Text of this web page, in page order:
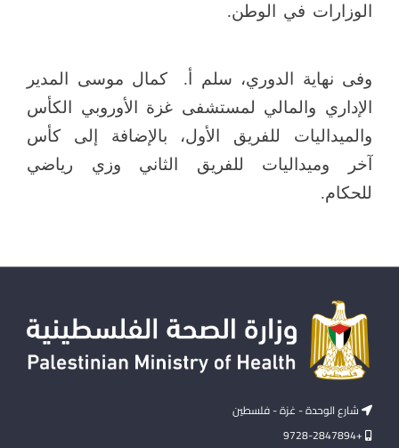
الوزارات في الوطن.
وفى نهاية الدوري، سلم أ.
كمال موسى المدير
الإداري والمالي لمستشفى غزة الأوروبي الكأس
والميداليات للفريق الأول، بالإضافة إلى كأس
آخر وميداليات للفريق الثاني وزي رياضي
للحكام.
شارع الوحدة - غزة - فلسطين
+9728-2847894